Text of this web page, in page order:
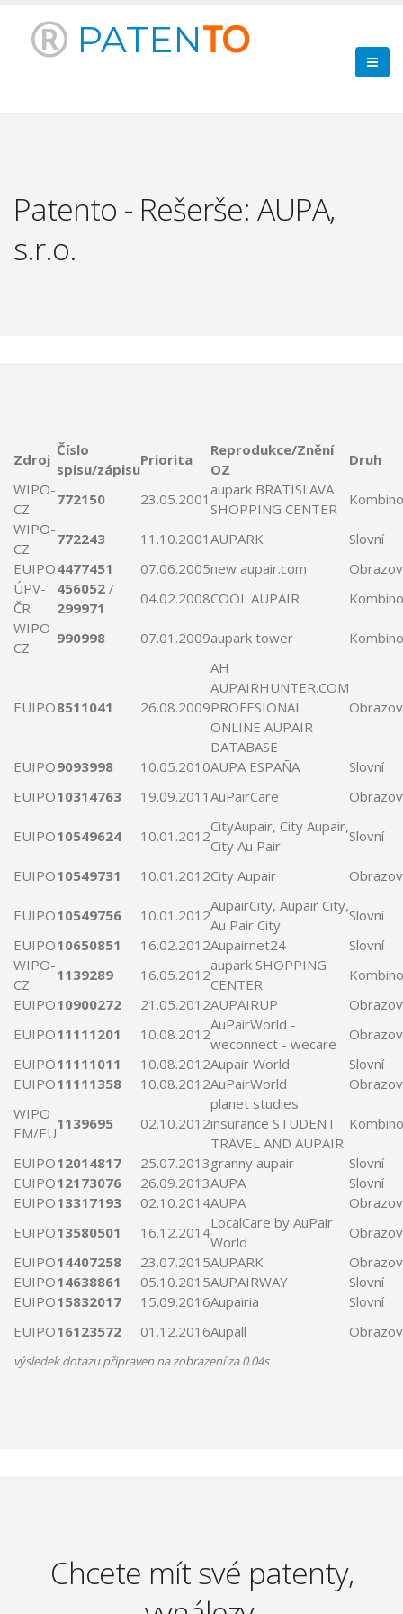
PATENTO
Patento - Rešerše: AUPA,
s.r.o.
Zdroj
Číslo
spisu/zápisu
Priorita
Reprodukce/Znění
OZ
Druh
WIPO-
CZ
772150 23.05.2001
aupark BRATISLAVA
SHOPPING CENTER
WIPO-
CZ
772243 11.10.2001 AUPARK
Slovní
EUIPO4477451 07.06.2005new aupair.com
ÚPV-
ČR
456052 /
299971
04.02.2008COOL AUPAIR
WIPO-
CZ
990998 07.01.2009aupark tower
EUIPO8511041 26.08.2009
AH
AUPAIRHUNTER.COM
PROFESIONAL
ONLINE AUPAIR
DATABASE
EUIPO9093998 10.05.2010AUPAESPAÑA
Slovní
EUIPO10314763 19.09.2011 AuPairCare
EUIPO10549624 10.01.2012
CityAupair, City Aupair,
City Au Pair
Slovní
EUIPO10549731 10.01.2012City Aupair
EUIPO10549756 10.01.2012
AupairCity, Aupair City,
Au Pair City
Slovní
EUIPO10650851 16.02.2012Aupairnet24
Slovní
WIPO-
CZ
1139289 16.05.2012
aupark SHOPPING
CENTER
EUIPO10900272 21.05.2012AUPAIRUP
EUIPO11111201 10.08.2012
AuPairWorld -
weconnect - wecare
EUIPO11111011 10.08.2012Aupair World
Slovní
EUIPO11111358 10.08.2012AuPairWorld
WIPO
EM/EU
1139695 02.10.2012
planet studies
insurance STUDENT
TRAVEL AND AUPAIR
EUIPO12014817 25.07.2013 granny aupair
Slovní
EUIPO12173076 26.09.2013AUPA
Slovní
EUIPO13317193 02.10.2014AUPA
EUIPO13580501 16.12.2014
LocalCare by AuPair
World
EUIPO14407258 23.07.2015AUPARK
EUIPO14638861 05.10.2015AUPAIRWAY
Slovní
EUIPO15832017 15.09.2016Aupairia
Slovní
EUIPO16123572 01.12.2016Aupall
výsledek dotazu připraven na zobrazení za 0.04s
Chcete mít své patenty,